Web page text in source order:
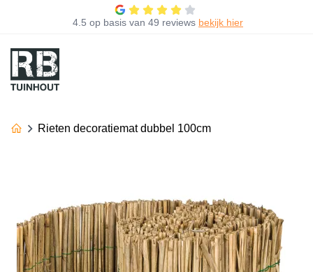
4.5 op basis van 49 reviews bekijk hier
Rieten decoratiemat dubbel 100cm